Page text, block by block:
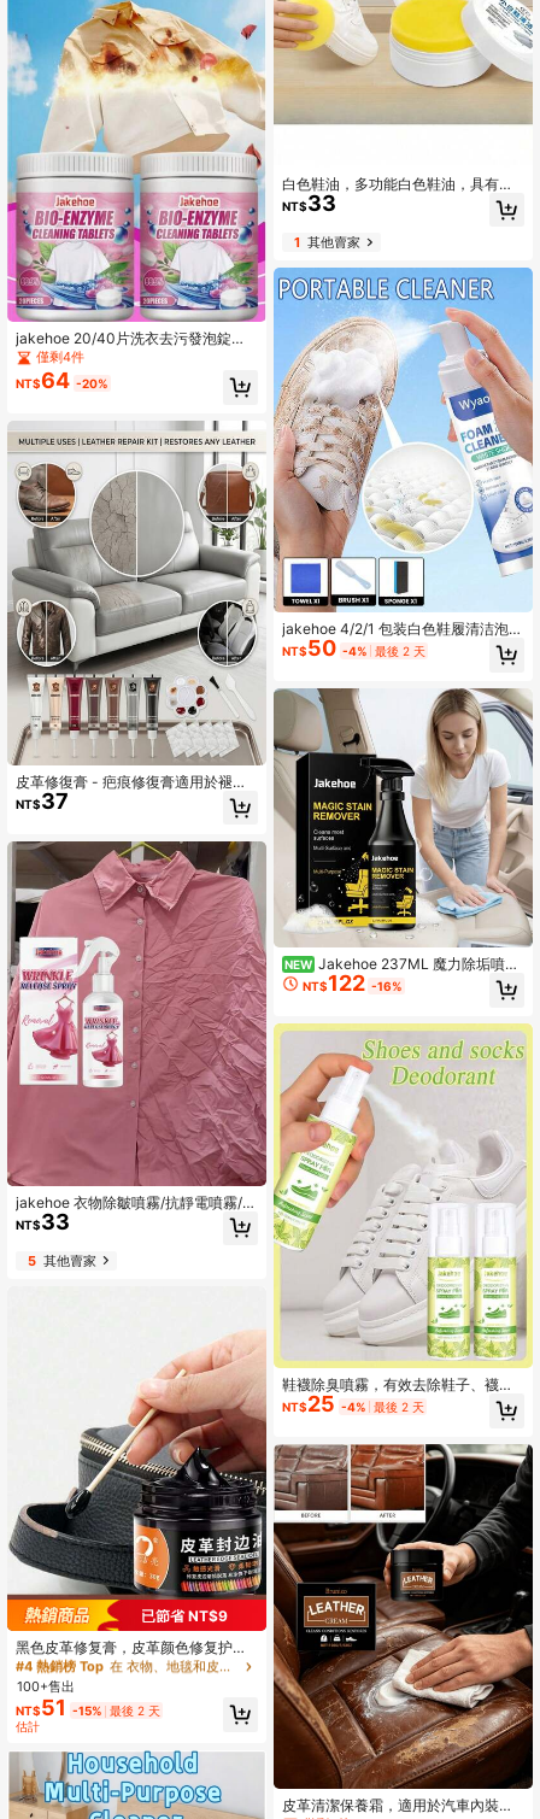
jakehoe 20/40片洗衣去污發泡錠，
便攜旅行與出差清潔用品，適用於各
種布料，家庭洗衣助手，適合節日、
情人節與開學季的理想禮物，強效洗
僅剩4件
NT$64 -20%
皮革修復膏 - 疤痕修復膏適用於褪色
沙發、磨損靴子、皮革包；防水皮革
漆適用於汽車內飾和家具；通用PVC
NT$37
jakehoe 衣物除皺噴霧/抗靜電噴霧/適
用於帽子、圍巾、羽絨外套、窗簾、
地毯、布藝沙發、床上用品，產品效
果因人而異，在意者請謹慎購買，請
確認產品尺寸，請勿隨意給予負評，
NT$33
5其他賣家
已節省 NT$9
黑色皮革修复膏，皮革颜色修复护
理，适用于乙烯基家具、沙发、汽车
座椅、鞋子等皮革修复套装 - 恢复褪
色和刮花的皮革沙发颜色
#4 熱銷榜 Top
在 衣物、地毯和皮革清潔劑、漂白水和柔軟精
回購率高的顧客
#4 熱銷榜 Top
在 衣物、地毯和皮革清潔劑、漂白水和柔軟精
回購率高的顧客
#4 熱銷榜 Top
在 衣物、地毯和皮革清潔劑、漂白水和柔軟精
回購率高的顧客
#4 熱銷榜 Top
回購率高的顧客
100+售出
NT$51 -15% 最後 2 天
估計
白色鞋油，多功能白色鞋油，具有增
白、去污和防泛黄功效。无需水洗。
适用于皮鞋和运动鞋。是节日、情人
节和开学季送给家人和朋友的绝佳礼
物（新旧款式随机发货）。
NT$33
1其他賣家
jakehoe 4/2/1 包装白色鞋履清洁泡
沫，除臭泡沫慕斯，适用于运动鞋，
免冲洗增白清洁剂，适用于清洁白色
馈赠亲朋好友的绝佳礼物（随机新旧
版本）
NT$50 -4% 最後 2 天
NEW Jakehoe 237ML 魔力除垢噴
霧，多用途多表面污漬清潔劑，深層
清潔配方，適用於家具、地毯、布
固污漬，家用清潔用品（兩種包裝款
式隨機發貨）
NT$122 -16%
鞋襪除臭噴霧，有效去除鞋子、襪子
和鞋櫃的汗味與異味。夏季必備，適
合送給家人和朋友的絕佳禮物，特別
貨。）
NT$25 -4% 最後 2 天
皮革清潔保養霜，適用於汽車內裝、